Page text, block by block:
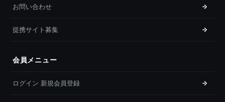
お問い合わせ
提携サイト募集
会員メニュー
ログイン 新規会員登録